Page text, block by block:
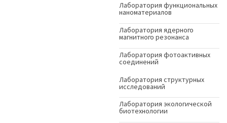
Лаборатория функциональных
наноматериалов
Лаборатория ядерного
магнитного резонанса
Лаборатория фотоактивных
соединений
Лаборатория структурных
исследований
Лаборатория экологической
биотехнологии